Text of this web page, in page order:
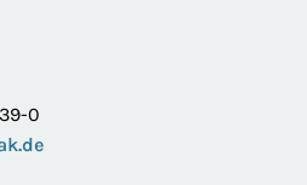
0